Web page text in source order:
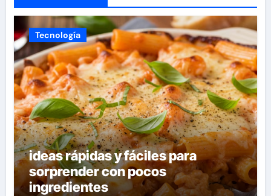
Tecnología
ideas rápidas y fáciles para
sorprender con pocos
ingredientes